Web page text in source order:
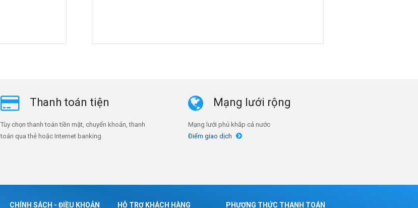
Thanh toán tiện
Tùy chọn thanh toán tiền mặt, chuyển khoản, thanh
toán qua thẻ hoặc Internet banking
Mạng lưới rộng
Mạng lưới phủ khắp cả nước
Điểm giao dịch
CHÍNH SÁCH - ĐIỀU KHOẢN HỖ TRỢ KHÁCH HÀNG PHƯƠNG THỨC THANH TOÁN